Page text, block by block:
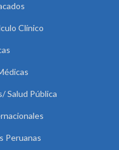
Clínico
Salud Pública
Peruanas